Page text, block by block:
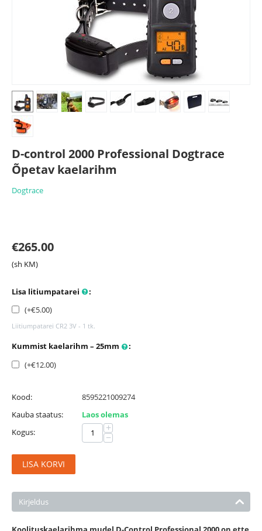
D-control 2000 Professional Dogtrace
Õpetav kaelarihm
Dogtrace
€265.00
(sh KM)
Lisa litiumpatarei
:
(+€5.00)
Liitiumpatarei CR2 3V - 1 tk.
Kummist kaelarihm – 25mm
:
(+€12.00)
Kood:
8595221009274
Kauba staatus:
Laos olemas
Kogus:
+
−
LISA KORVI
Kirjeldus